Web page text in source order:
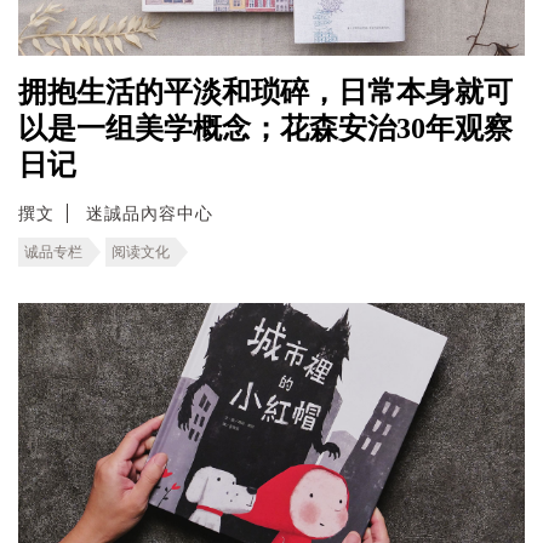
拥抱生活的平淡和琐碎，日常本身就可
以是一组美学概念；花森安治30年观察
日记
撰文 迷誠品內容中心
诚品专栏 阅读文化